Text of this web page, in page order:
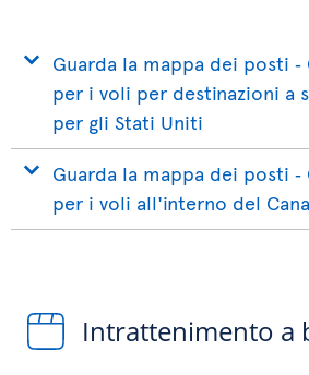
Guarda la mappa dei posti
per i voli per destinazioni a
per gli Stati Uniti
Guarda la mappa dei posti
per i voli all'interno del
Intrattenimento a